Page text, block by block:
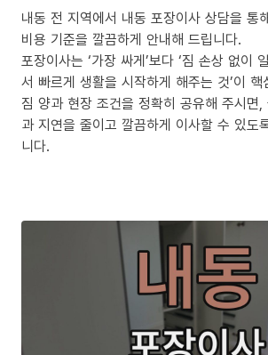
내동 전 지역에서 내동 포장이사 상담을 통
비용 기준을 깔끔하게 안내해 드립니다.
포장이사는 ‘가장 싸게’보다 ‘짐 손상 없이
서 빠르게 생활을 시작하게 해주는 것’이 핵
짐 양과 현장 조건을 정확히 공유해 주시면
과 지연을 줄이고 깔끔하게 이사할 수 있도
니다.